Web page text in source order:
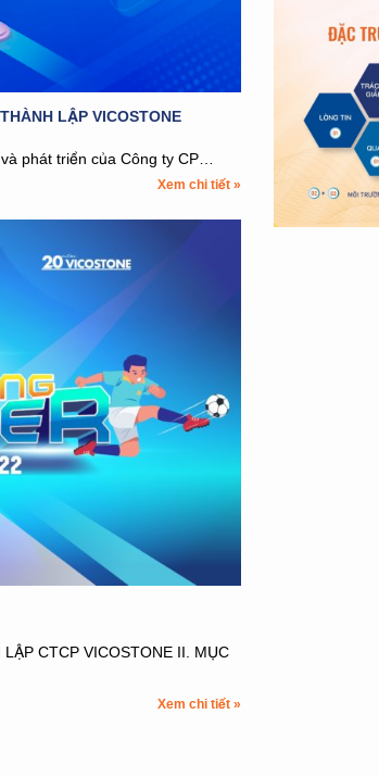
LẬP VICOSTONE
phát triển của Công ty CP…
Xem chi tiết »
CTCP VICOSTONE II. MỤC
Xem chi tiết »